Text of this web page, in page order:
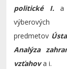
politické I.a
výberových
predmetov
Analýza
vzťahova i.